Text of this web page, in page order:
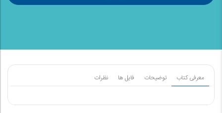
معرفی کتاب توضیحات فایل ها نظرات